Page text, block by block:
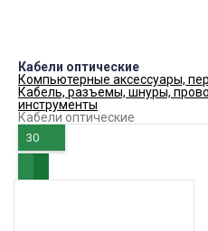
Кабели оптические
Компьютерные аксессуары,
Кабель, разъемы, шнуры,
инструменты
Кабели оптические
30